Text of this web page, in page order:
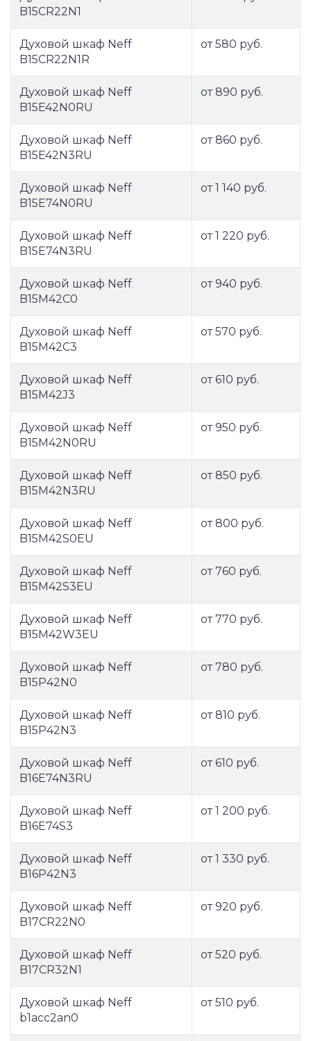
B15CR22N1
Духовой шкаф Neff
B15CR22N1R
от 580 руб.
Духовой шкаф Neff
B15E42N0RU
от 890 руб.
Духовой шкаф Neff
B15E42N3RU
от 860 руб.
Духовой шкаф Neff
B15E74N0RU
от 1 140 руб.
Духовой шкаф Neff
B15E74N3RU
от 1 220 руб.
Духовой шкаф Neff
B15M42C0
от 940 руб.
Духовой шкаф Neff
B15M42C3
от 570 руб.
Духовой шкаф Neff
B15M42J3
от 610 руб.
Духовой шкаф Neff
B15M42N0RU
от 950 руб.
Духовой шкаф Neff
B15M42N3RU
от 850 руб.
Духовой шкаф Neff
B15M42S0EU
от 800 руб.
Духовой шкаф Neff
B15M42S3EU
от 760 руб.
Духовой шкаф Neff
B15M42W3EU
от 770 руб.
Духовой шкаф Neff
B15P42N0
от 780 руб.
Духовой шкаф Neff
B15P42N3
от 810 руб.
Духовой шкаф Neff
B16E74N3RU
от 610 руб.
Духовой шкаф Neff
B16E74S3
от 1 200 руб.
Духовой шкаф Neff
B16P42N3
от 1 330 руб.
Духовой шкаф Neff
B17CR22N0
от 920 руб.
Духовой шкаф Neff
B17CR32N1
от 520 руб.
Духовой шкаф Neff
b1acc2an0
от 510 руб.